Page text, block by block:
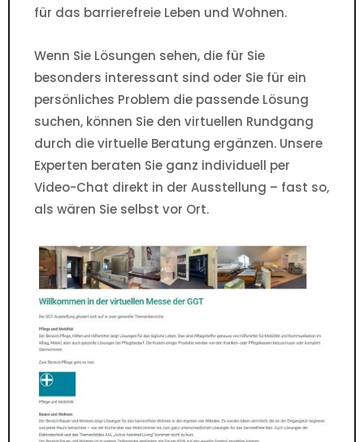
für das barrierefreie Leben und Wohnen.
Wenn Sie Lösungen sehen, die für Sie
besonders interessant sind oder Sie für ein
persönliches Problem die passende Lösung
suchen, können Sie den virtuellen Rundgang
durch die virtuelle Beratung ergänzen. Unsere
Experten beraten Sie ganz individuell per
Video-Chat direkt in der Ausstellung – fast so,
als wären Sie selbst vor Ort.